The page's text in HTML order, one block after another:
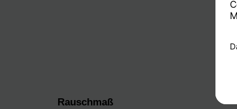
Rauschmaß